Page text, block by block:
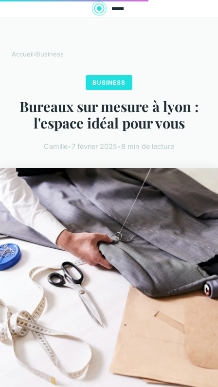
Accueil›Business
BUSINESS
Bureaux sur mesure à lyon :
l'espace idéal pour vous
Camille•7 février 2025•8 min de lecture